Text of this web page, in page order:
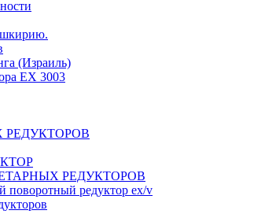
(Израиль)
EX 3003
РЕДУКТОРОВ
поворотный редуктор ex/v